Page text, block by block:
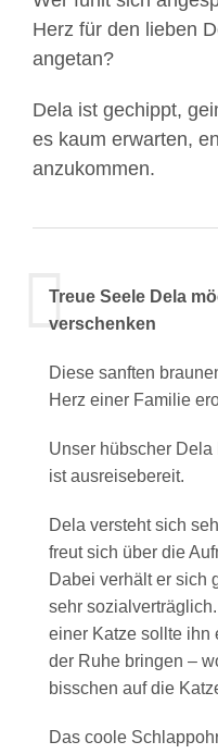
Herz für den lieben
angetan?
Dela ist gechippt,
es kaum erwarten,
anzukommen.
Treue Seele Dela
verschenken
Diese sanften
Herz einer Familie
Unser hübscher Dela
ist ausreisebereit.
Dela versteht sich
freut sich über die
Dabei verhält er sich
sehr
einer Katze sollte ihn
der Ruhe bringen –
bisschen auf die
Das coole